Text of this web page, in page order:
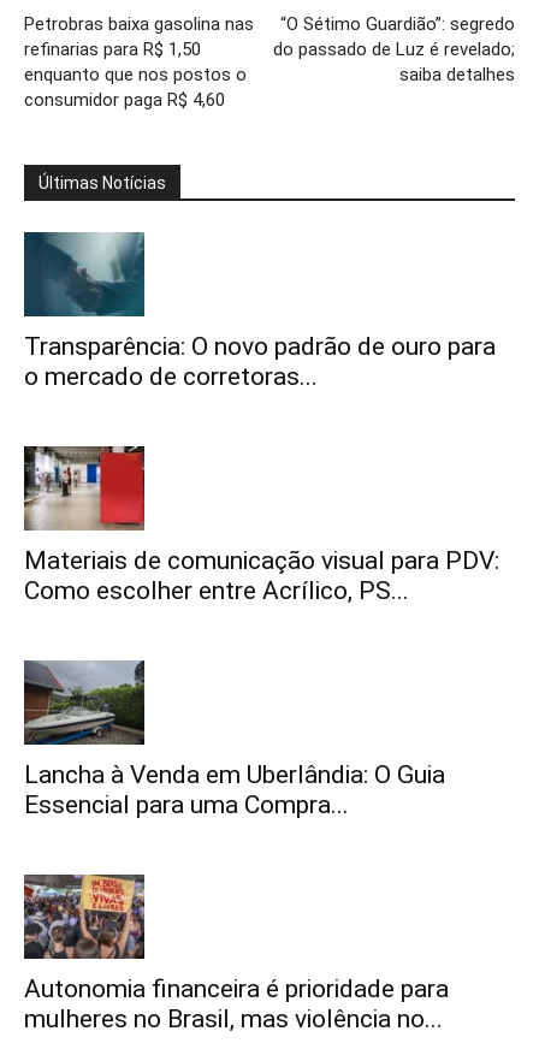
Petrobras baixa gasolina nas
refinarias para R$ 1,50
enquanto que nos postos o
consumidor paga R$ 4,60
“O Sétimo Guardião”: segredo
do passado de Luz é revelado;
saiba detalhes
Últimas Notícias
Transparência: O novo padrão de ouro para
o mercado de corretoras...
Materiais de comunicação visual para PDV:
Como escolher entre Acrílico, PS...
Lancha à Venda em Uberlândia: O Guia
Essencial para uma Compra...
Autonomia financeira é prioridade para
mulheres no Brasil, mas violência no...